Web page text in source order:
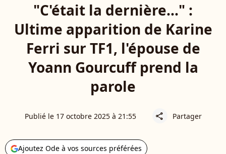
"C'était la dernière..." :
Ultime apparition de Karine
Ferri sur TF1, l'épouse de
Yoann Gourcuff prend la
parole
Publié le 17 octobre 2025 à 21:55 share Partager
Ajoutez Ode à vos sources préférées